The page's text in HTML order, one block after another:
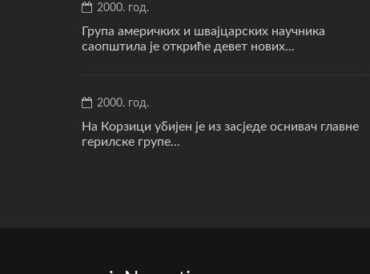
2000. год.
Група америчких и швајцарских научника
саопштила је откриће девет нових...
2000. год.
На Корзици убијен је из засједе оснивач главне
герилске групе...